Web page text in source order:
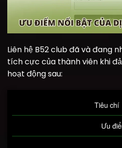
Liên hệ B52 club đã và đang
tích cực của thành viên khi
hoạt động sau:
Tiêu chí
Ưu